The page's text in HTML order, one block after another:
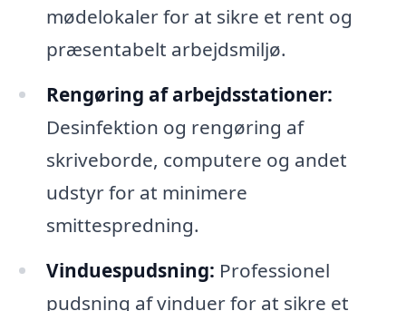
mødelokaler for at sikre et rent og
præsentabelt arbejdsmiljø.
Rengøring af arbejdsstationer:
Desinfektion og rengøring af
skriveborde, computere og andet
udstyr for at minimere
smittespredning.
Vinduespudsning: Professionel
pudsning af vinduer for at sikre et